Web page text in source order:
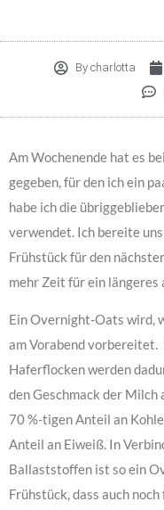
By charlotta
Am Wochenende hat es
gegeben, für den ich ein
habe ich die
verwendet. Ich bereite
Frühstück für den
mehr Zeit für ein längeres
Ein Overnight-Oats wird,
am Vorabend
Haferflocken werden
den Geschmack der Milch
70 %-tigen Anteil an
Anteil an Eiweiß. In
Ballaststoffen ist so ein
Frühstück, dass auch